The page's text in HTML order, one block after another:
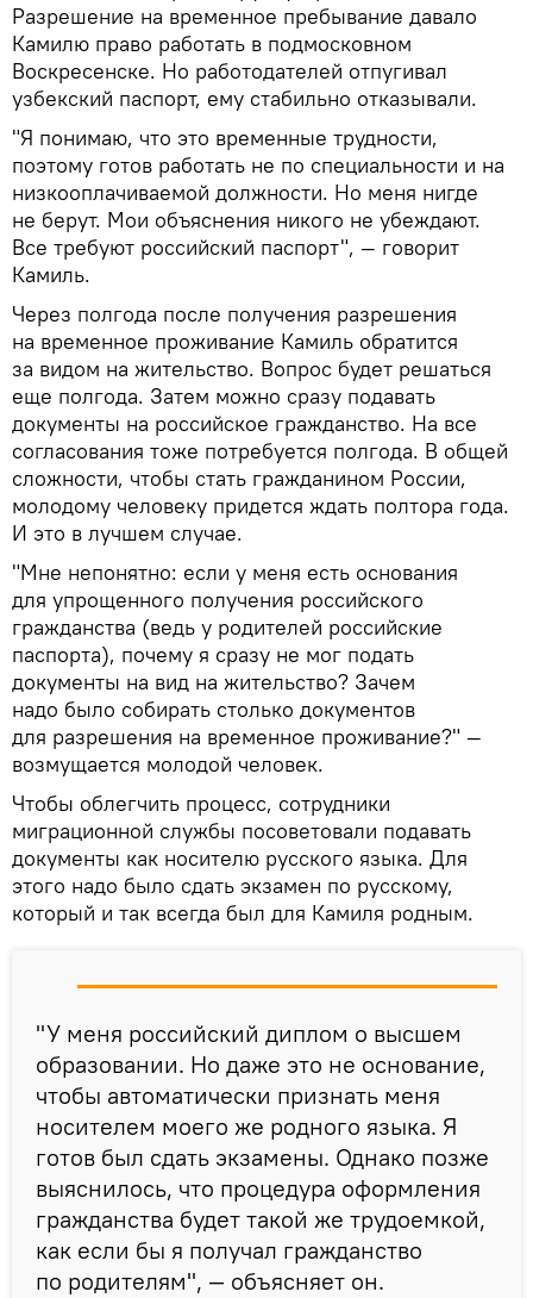
Разрешение на временное пребывание давало
Камилю право работать в подмосковном
Воскресенске. Но работодателей отпугивал
узбекский паспорт, ему стабильно отказывали.
"Я понимаю, что это временные трудности,
поэтому готов работать не по специальности и на
низкооплачиваемой должности. Но меня нигде
не берут. Мои объяснения никого не убеждают.
Все требуют российский паспорт", — говорит
Камиль.
Через полгода после получения разрешения
на временное проживание Камиль обратится
за видом на жительство. Вопрос будет решаться
еще полгода. Затем можно сразу подавать
документы на российское гражданство. На все
согласования тоже потребуется полгода. В общей
сложности, чтобы стать гражданином России,
молодому человеку придется ждать полтора года.
И это в лучшем случае.
"Мне непонятно: если у меня есть основания
для упрощенного получения российского
гражданства (ведь у родителей российские
паспорта), почему я сразу не мог подать
документы на вид на жительство? Зачем
надо было собирать столько документов
для разрешения на временное проживание?" —
возмущается молодой человек.
Чтобы облегчить процесс, сотрудники
миграционной службы посоветовали подавать
документы как носителю русского языка. Для
этого надо было сдать экзамен по русскому,
который и так всегда был для Камиля родным.
"У меня российский диплом о высшем
образовании. Но даже это не основание,
чтобы автоматически признать меня
носителем моего же родного языка. Я
готов был сдать экзамены. Однако позже
выяснилось, что процедура оформления
гражданства будет такой же трудоемкой,
как если бы я получал гражданство
по родителям", — объясняет он.